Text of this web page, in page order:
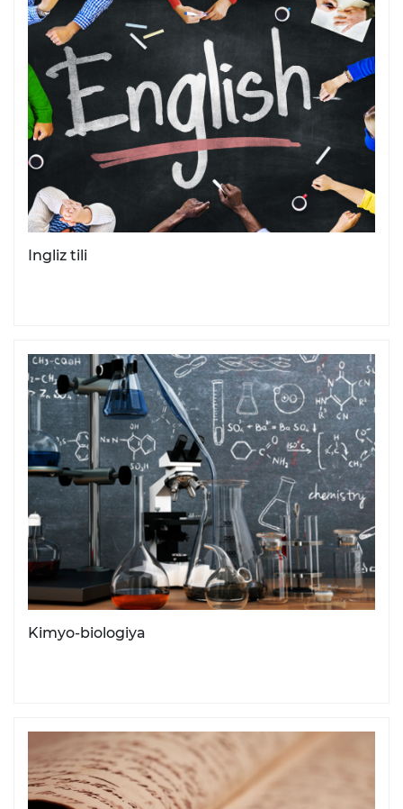
Ingliz tili
Kimyo-biologiya